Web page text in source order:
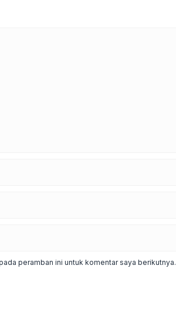
peramban ini untuk komentar saya berikutnya.